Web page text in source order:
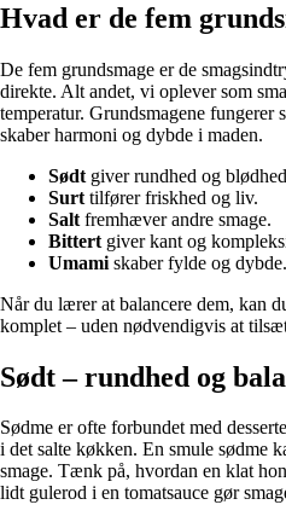
Hvad er de fem
De fem grundsmage er de
direkte. Alt andet, vi oplever som
temperatur. Grundsmagene fungerer
skaber harmoni og dybde i maden.
Sødt giver rundhed og
Surt tilfører friskhed og liv.
Salt fremhæver andre smage.
Bittert giver kant og
Umami skaber fylde og dybde.
Når du lærer at balancere dem, kan
komplet – uden nødvendigvis at
Sødt – rundhed og
Sødme er ofte forbundet med
i det salte køkken. En smule sødme
smage. Tænk på, hvordan en klat
lidt gulerod i en tomatsauce gør